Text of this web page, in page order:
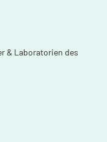
& Laboratorien des